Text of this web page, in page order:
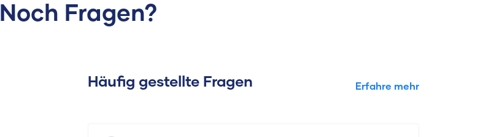
Noch Fragen?
Häufig gestellte Fragen Erfahre mehr